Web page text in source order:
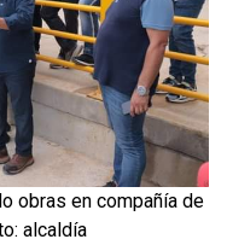
obras en compañía de
alcaldía